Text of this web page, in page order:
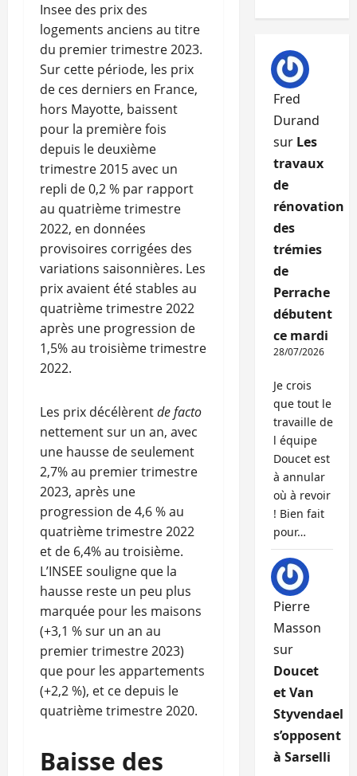
Insee des prix des
logements anciens au titre
du premier trimestre 2023.
Sur cette période, les prix
de ces derniers en France,
hors Mayotte, baissent
pour la première fois
depuis le deuxième
trimestre 2015 avec un
repli de 0,2 % par rapport
au quatrième trimestre
2022, en données
provisoires corrigées des
variations saisonnières. Les
prix avaient été stables au
quatrième trimestre 2022
après une progression de
1,5% au troisième trimestre
2022.
Les prix décélèrentde facto
nettement sur un an, avec
une hausse de seulement
2,7% au premier trimestre
2023, après une
progression de 4,6 % au
quatrième trimestre 2022
et de 6,4% au troisième.
L’INSEE souligne que la
hausse reste un peu plus
marquée pour les maisons
(+3,1 % sur un an au
premier trimestre 2023)
que pour les appartements
(+2,2 %), et ce depuis le
quatrième trimestre 2020.
Baisse des
Fred
Durand
sur Les
travaux
de
rénovation
des
trémies
de
Perrache
débutent
ce mardi
28/07/2026
Je crois
que tout le
travaille de
l équipe
Doucet est
à annular
où à revoir
! Bien fait
pour…
Pierre
Masson
sur
Doucet
et Van
Styvendael
s’opposent
à Sarselli